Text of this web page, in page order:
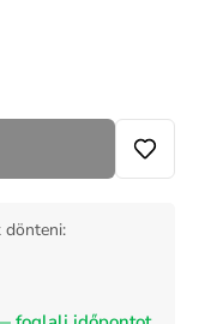
dönteni: